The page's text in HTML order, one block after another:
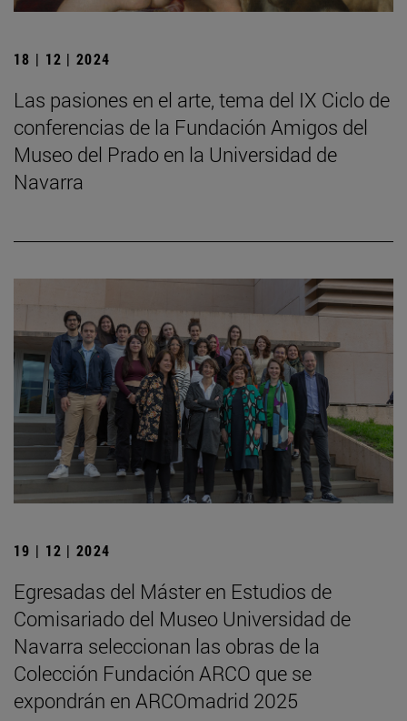
18 | 12 | 2024
Las pasiones en el arte, tema del IX Ciclo de
conferencias de la Fundación Amigos del
Museo del Prado en la Universidad de
Navarra
19 | 12 | 2024
Egresadas del Máster en Estudios de
Comisariado del Museo Universidad de
Navarra seleccionan las obras de la
Colección Fundación ARCO que se
expondrán en ARCOmadrid 2025